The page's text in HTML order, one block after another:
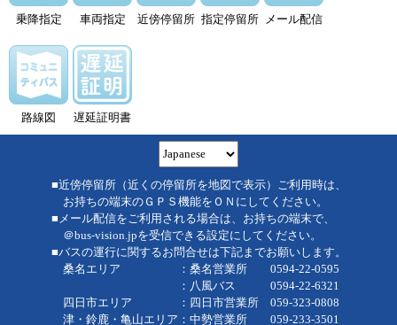
乗降指定 車両指定 近傍停留所 指定停留所 メール配信
路線図 遅延証明書
■近傍停留所（近くの停留所を地図で表示）ご利用時は、
お持ちの端末のＧＰＳ機能をＯＮにしてください。
■メール配信をご利用される場合は、お持ちの端末で、
＠bus-vision.jpを受信できる設定にしてください。
■バスの運行に関するお問合せは下記までお願いします。
桑名エリア ：桑名営業所 0594-22-0595
：八風バス 0594-22-6321
四日市エリア ：四日市営業所 059-323-0808
津・鈴鹿・亀山エリア：中勢営業所 059-233-3501